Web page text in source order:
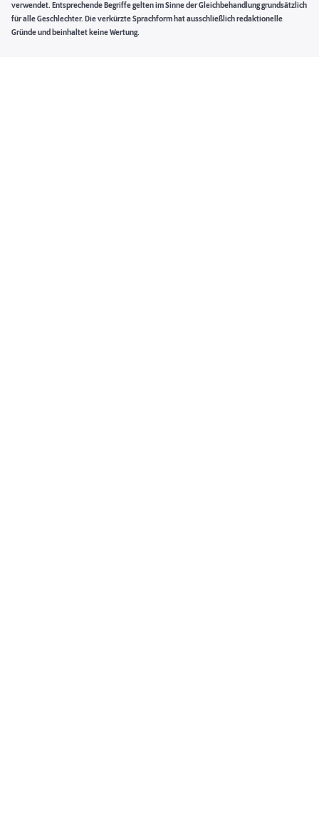
verwendet. Entsprechende Begriffe gelten im Sinne der Gleichbehandlung grundsätzlich
für alle Geschlechter. Die verkürzte Sprachform hat ausschließlich redaktionelle
Gründe und beinhaltet keine Wertung.